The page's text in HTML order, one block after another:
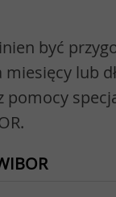
być
lub
pomocy